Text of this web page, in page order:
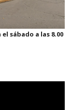
sábado a las 8.00